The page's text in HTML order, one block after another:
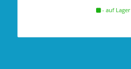
- auf Lager